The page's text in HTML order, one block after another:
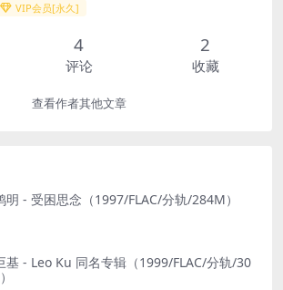
VIP会员[永久]
4
评论
2
收藏
查看作者其他文章
明 - 受困思念（1997/FLAC/分轨/284M）
基 - Leo Ku 同名专辑（1999/FLAC/分轨/30